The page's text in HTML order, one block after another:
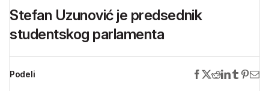
Stefan Uzunović je predsednik
studentskog parlamenta
Podeli